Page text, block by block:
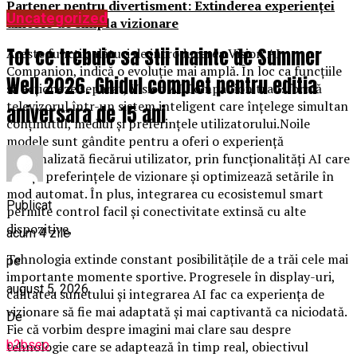
Partener pentru divertisment: Extinderea experienței
dincolo de simpla vizionare
Aceste funcții, alături de introducerea Vision AI
Companion, indică o evoluție mai amplă. În loc ca funcțiile
să acționeze separat, Vision AI Companion transformă
televizorul într-un sistem inteligent care înțelege simultan
conținutul, mediul și preferințele utilizatorului.Noile
modele sunt gândite pentru a oferi o experiență
personalizată fiecărui utilizator, prin funcționalități AI care
învață preferințele de vizionare și optimizează setările în
mod automat. În plus, integrarea cu ecosistemul smart
permite control facil și conectivitate extinsă cu alte
dispozitive,
Tehnologia extinde constant posibilitățile de a trăi cele mai
importante momente sportive. Progresele în display-uri,
calitatea sunetului și integrarea AI fac ca experiența de
vizionare să fie mai adaptată și mai captivantă ca niciodată.
Fie că vorbim despre imagini mai clare sau despre
tehnologie care se adaptează în timp real, obiectivul
Uncategorized
Tot ce trebuie sa stii inainte de Summer
Well 2026. Ghidul complet pentru editia
aniversara de 15 ani
Publicat
acum 4 zile
pe
august 5, 2026
De
b2bseo